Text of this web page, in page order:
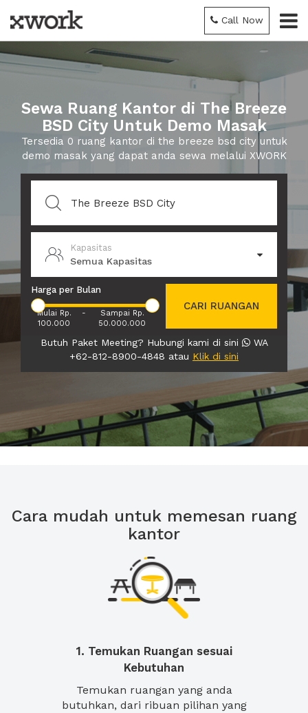
Call Now
Sewa Ruang Kantor di The Breeze
BSD City Untuk Demo Masak
Tersedia 0 ruang kantor di the breeze bsd city untuk
demo masak yang dapat anda sewa melalui XWORK
Kapasitas
Semua Kapasitas
Harga per Bulan
Mulai Rp.
100.000
-
Sampai Rp.
50.000.000
CARI RUANGAN
Butuh Paket Meeting? Hubungi kami di sini
WA
+62-812-8900-4848 atau Klik di sini
Cara mudah untuk memesan ruang
kantor
1. Temukan Ruangan sesuai
Kebutuhan
Temukan ruangan yang anda
butuhkan, dari ribuan pilihan yang